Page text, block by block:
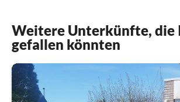
Weitere Unterkünfte, die
gefallen könnten